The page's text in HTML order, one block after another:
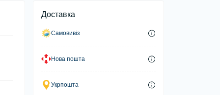
Доставка
Самовивіз
Нова пошта
Укрпошта